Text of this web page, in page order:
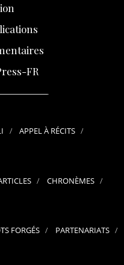
FR
APPEL À RÉCITS
CHRONÈMES
FORGÉS PARTENARIATS